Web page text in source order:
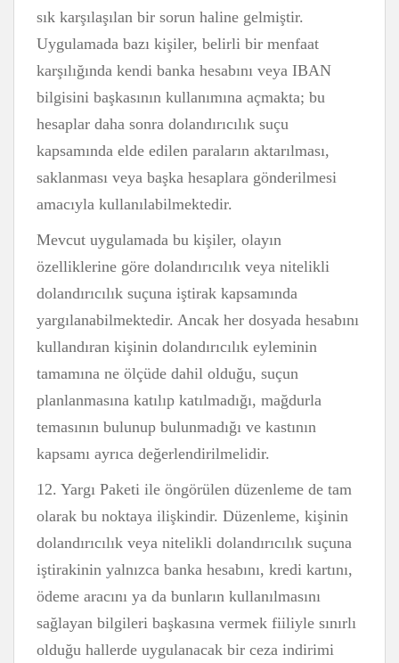
sık karşılaşılan bir sorun haline gelmiştir.
Uygulamada bazı kişiler, belirli bir menfaat
karşılığında kendi banka hesabını veya IBAN
bilgisini başkasının kullanımına açmakta; bu
hesaplar daha sonra dolandırıcılık suçu
kapsamında elde edilen paraların aktarılması,
saklanması veya başka hesaplara gönderilmesi
amacıyla kullanılabilmektedir.
Mevcut uygulamada bu kişiler, olayın
özelliklerine göre dolandırıcılık veya nitelikli
dolandırıcılık suçuna iştirak kapsamında
yargılanabilmektedir. Ancak her dosyada hesabını
kullandıran kişinin dolandırıcılık eyleminin
tamamına ne ölçüde dahil olduğu, suçun
planlanmasına katılıp katılmadığı, mağdurla
temasının bulunup bulunmadığı ve kastının
kapsamı ayrıca değerlendirilmelidir.
12. Yargı Paketi ile öngörülen düzenleme de tam
olarak bu noktaya ilişkindir. Düzenleme, kişinin
dolandırıcılık veya nitelikli dolandırıcılık suçuna
iştirakinin yalnızca banka hesabını, kredi kartını,
ödeme aracını ya da bunların kullanılmasını
sağlayan bilgileri başkasına vermek fiiliyle sınırlı
olduğu hallerde uygulanacak bir ceza indirimi